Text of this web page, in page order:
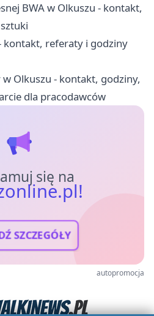
BWA w Olkuszu - kontakt,
kontakt, referaty i godziny
Olkuszu - kontakt, godziny,
dla pracodawców
się na
SZCZEGÓŁY
autopromocja